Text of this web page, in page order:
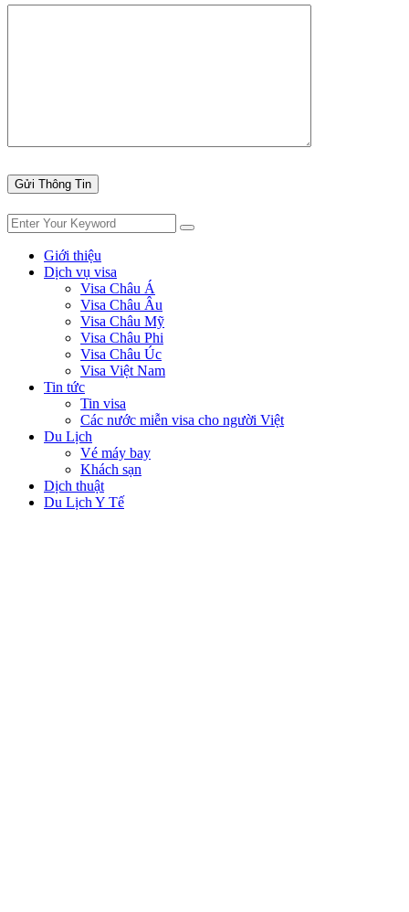
Giới thiệu
Dịch vụ visa
Visa Châu Á
Visa Châu Âu
Visa Châu Mỹ
Visa Châu Phi
Visa Châu Úc
Visa Việt Nam
Tin tức
Tin visa
Các nước miễn visa cho người Việt
Du Lịch
Vé máy bay
Khách sạn
Dịch thuật
Du Lịch Y Tế